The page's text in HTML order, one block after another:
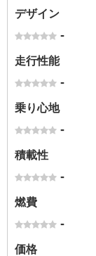
デザイン
-
走行性能
-
乗り心地
-
積載性
-
燃費
-
価格